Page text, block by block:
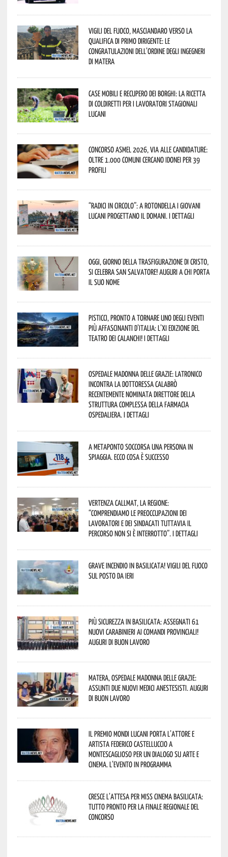
Vigili del Fuoco, Masciandaro verso la
qualifica di Primo Dirigente: le
congratulazioni dell’Ordine degli Ingegneri
di Matera
Case mobili e recupero dei borghi: la ricetta
di Coldiretti per i lavoratori stagionali
lucani
Concorso Asmel 2026, via alle candidature:
oltre 1.000 Comuni cercano idonei per 39
profili
“Radici in Circolo”: a Rotondella i giovani
lucani progettano il domani. I dettagli
Oggi, giorno della Trasfigurazione di Cristo,
si celebra San Salvatore! Auguri a chi porta
il suo nome
Pisticci, pronto a tornare uno degli eventi
più affascinanti d’Italia: l’XI edizione del
Teatro dei Calanchi! I dettagli
Ospedale Madonna delle Grazie: Latronico
incontra la dottoressa Calabrò
recentemente nominata Direttore della
Struttura Complessa della Farmacia
Ospedaliera. I dettagli
A Metaponto soccorsa una persona in
spiaggia. Ecco cosa è successo
Vertenza CallMat, la Regione:
“comprendiamo le preoccupazioni dei
lavoratori e dei sindacati tuttavia il
percorso non si è interrotto”. I dettagli
Grave incendio in Basilicata! Vigili del fuoco
sul posto da ieri
Più sicurezza in Basilicata: assegnati 61
nuovi Carabinieri ai Comandi provinciali!
Auguri di buon lavoro
Matera, Ospedale Madonna delle Grazie:
assunti due nuovi medici anestesisti. Auguri
di buon lavoro
Il Premio Mondi Lucani porta l’attore e
artista Federico Castelluccio a
Montescaglioso per un dialogo su arte e
cinema. L’evento in programma
Cresce l’attesa per Miss Cinema Basilicata:
tutto pronto per la finale regionale del
concorso